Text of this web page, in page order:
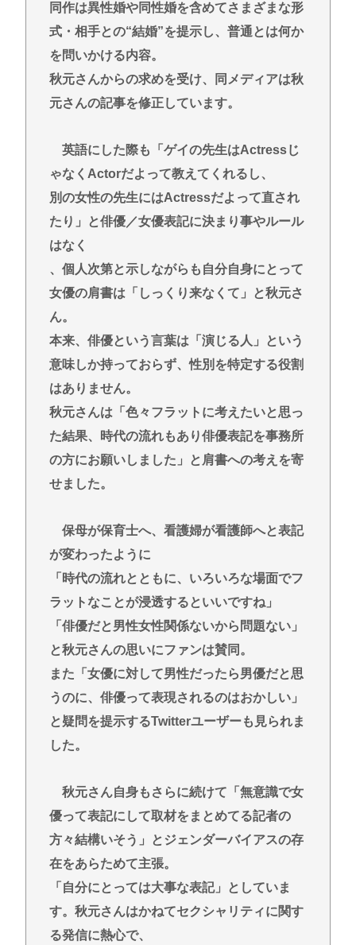
同作は異性婚や同性婚を含めてさまざまな形
式・相手との“結婚”を提示し、普通とは何か
を問いかける内容。
秋元さんからの求めを受け、同メディアは秋
元さんの記事を修正しています。
英語にした際も「ゲイの先生はActressじ
ゃなくActorだよって教えてくれるし、
別の女性の先生にはActressだよって直され
たり」と俳優／女優表記に決まり事やルール
はなく
、個人次第と示しながらも自分自身にとって
女優の肩書は「しっくり来なくて」と秋元さ
ん。
本来、俳優という言葉は「演じる人」という
意味しか持っておらず、性別を特定する役割
はありません。
秋元さんは「色々フラットに考えたいと思っ
た結果、時代の流れもあり俳優表記を事務所
の方にお願いしました」と肩書への考えを寄
せました。
保母が保育士へ、看護婦が看護師へと表記
が変わったように
「時代の流れとともに、いろいろな場面でフ
ラットなことが浸透するといいですね」
「俳優だと男性女性関係ないから問題ない」
と秋元さんの思いにファンは賛同。
また「女優に対して男性だったら男優だと思
うのに、俳優って表現されるのはおかしい」
と疑問を提示するTwitterユーザーも見られま
した。
秋元さん自身もさらに続けて「無意識で女
優って表記にして取材をまとめてる記者の
方々結構いそう」とジェンダーバイアスの存
在をあらためて主張。
「自分にとっては大事な表記」としていま
す。秋元さんはかねてセクシャリティに関す
る発信に熱心で、